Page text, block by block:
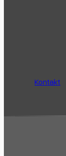
Kontakt